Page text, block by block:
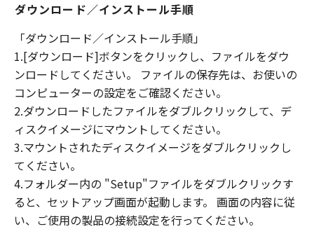
者にこのような行為をさせてはなりませ
(4) 本契約に明示的に定める場合を除き、
キヤノンは「本ソフトウエア」に関する知
的財産権のいかなる権利もお客様に付与す
るものではありません。
所有権
「本ソフトウエア」及びその複製物に係る
権限及び所有権は、その内容によりキヤノ
ンまたはキヤノンのライセンサーに帰属し
ます。
保証
ダウンロード／インストール手順
「ダウンロード／インストール手順」
1.[ダウンロード]ボタンをクリックし、ファイルをダウ
ンロードしてください。 ファイルの保存先は、お使いの
コンピューターの設定をご確認ください。
2.ダウンロードしたファイルをダブルクリックして、デ
ィスクイメージにマウントしてください。
3.マウントされたディスクイメージをダブルクリックし
てください。
4.フォルダー内の "Setup"ファイルをダブルクリックす
ると、セットアップ画面が起動します。 画面の内容に従
い、ご使用の製品の接続設定を行ってください。